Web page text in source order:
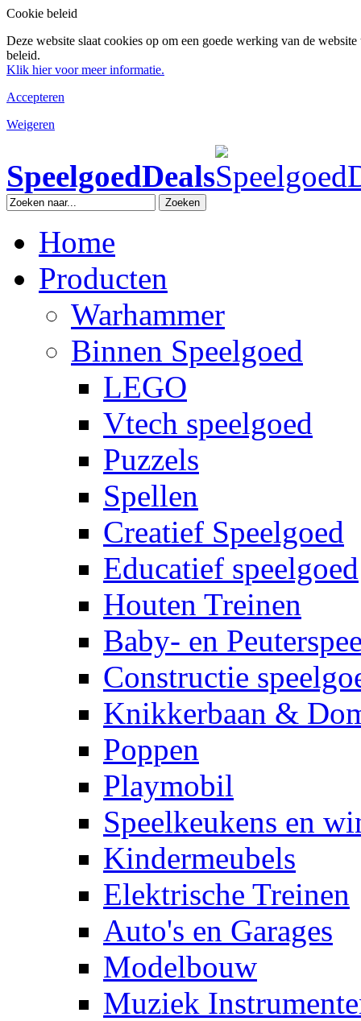
Cookie beleid
Deze website slaat cookies op om een goede werking van de
beleid.
Klik hier voor meer informatie.
Accepteren
Weigeren
SpeelgoedDeals
Zoeken
Home
Producten
Warhammer
Binnen Speelgoed
LEGO
Vtech speelgoed
Puzzels
Spellen
Creatief Speelgoed
Educatief speelgoed
Houten Treinen
Baby- en
Constructie
Knikkerbaan &
Poppen
Playmobil
Speelkeukens en
Kindermeubels
Elektrische Treinen
Auto's en Garages
Modelbouw
Muziek